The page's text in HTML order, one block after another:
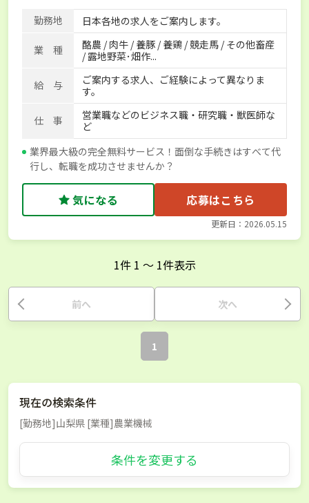
家賃補助制度あり
食事補助あり
残業月20時間以内
賞与実績あり
年間休日100日以上
経験者優遇
独立支援可能
社会保険完備 単身寮あり
世帯寮あり
寮･社宅相談可
勤務地 日本各地の求人をご案内します。
業 種
酪農 / 肉牛 / 養豚 / 養鶏 / 競走馬 / その他畜産
/ 露地野菜･畑作...
給 与
ご案内する求人、ご経験によって異なりま
す。
仕 事
営業職などのビジネス職・研究職・獣医師な
ど
業界最大級の完全無料サービス！面倒な手続きはすべて代
行し、転職を成功させませんか？
気になる 応募はこちら
更新日：2026.05.15
1件 1 〜 1件表示
前へ 次へ
1
現在の検索条件
[勤務地]山梨県 [業種]農業機械
条件を変更する